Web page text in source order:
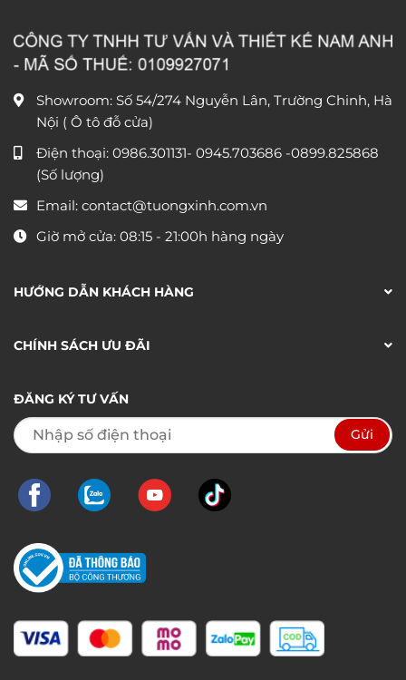
Showroom: Số 54/274 Nguyễn Lân, Trường Chinh, Hà
Nội ( Ô tô đỗ cửa)
Điện thoại: 0986.301131- 0945.703686 -0899.825868
(Số lượng)
Email: contact@tuongxinh.com.vn
Giờ mở cửa: 08:15 - 21:00h hàng ngày
HƯỚNG DẪN KHÁCH HÀNG
CHÍNH SÁCH ƯU ĐÃI
ĐĂNG KÝ TƯ VẤN